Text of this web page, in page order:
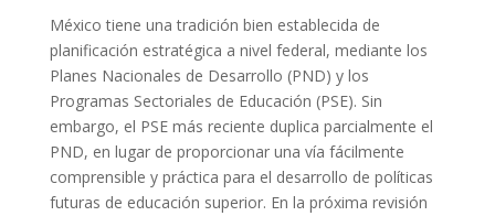
México tiene una tradición bien establecida de
planificación estratégica a nivel federal, mediante los
Planes Nacionales de Desarrollo (PND) y los
Programas Sectoriales de Educación (PSE). Sin
embargo, el PSE más reciente duplica parcialmente el
PND, en lugar de proporcionar una vía fácilmente
comprensible y práctica para el desarrollo de políticas
futuras de educación superior. En la próxima revisión